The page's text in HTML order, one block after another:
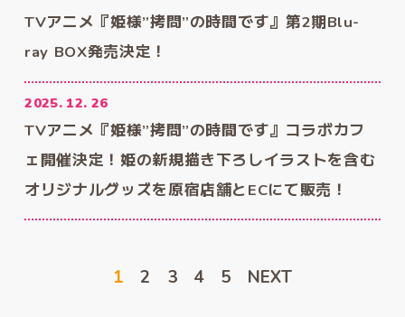
TVアニメ『姫様”拷問”の時間です』第2期Blu-
ray BOX発売決定！
2025. 12. 26
TVアニメ『姫様”拷問”の時間です』コラボカフ
ェ開催決定！姫の新規描き下ろしイラストを含む
オリジナルグッズを原宿店舗とECにて販売！
1 2 3 4 5 NEXT